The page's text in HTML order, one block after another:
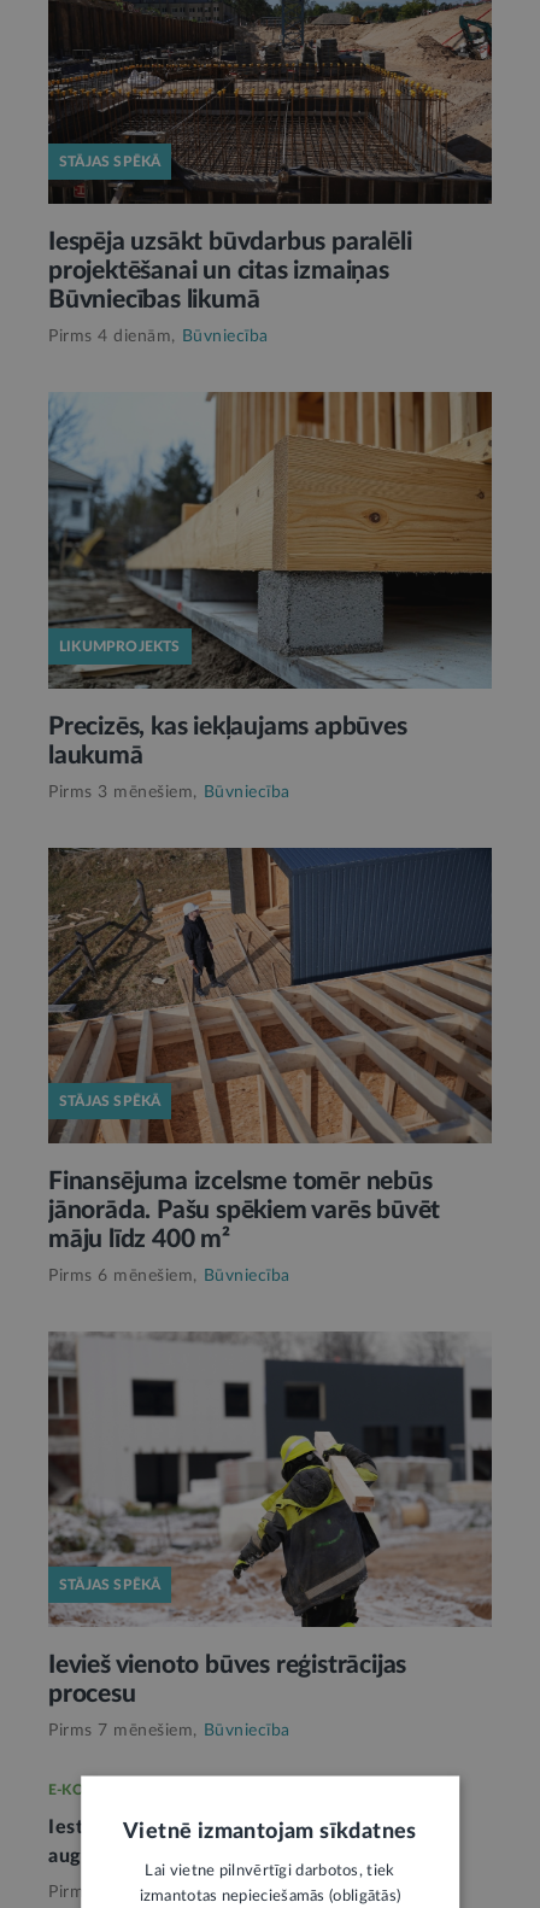
STĀJAS SPĒKĀ
Iespēja uzsākt būvdarbus paralēli
projektēšanai un citas izmaiņas
Būvniecības likumā
Pirms 4 dienām, Būvniecība
LIKUMPROJEKTS
Precizēs, kas iekļaujams apbūves
laukumā
Pirms 3 mēnešiem, Būvniecība
STĀJAS SPĒKĀ
Finansējuma izcelsme tomēr nebūs
jānorāda. Pašu spēkiem varēs būvēt
māju līdz 400 m²
Pirms 6 mēnešiem, Būvniecība
STĀJAS SPĒKĀ
Ievieš vienoto būves reģistrācijas
procesu
Pirms 7 mēnešiem, Būvniecība
E-KONSULTĀCIJA
Iestādes faktisko bezdarbību var pārsūdzēt
augstākai vadībai
Pirms mēneša, Būvniecība
Vietnē izmantojam sīkdatnes
Lai vietne pilnvērtīgi darbotos, tiek
izmantotas nepieciešamās (obligātās)